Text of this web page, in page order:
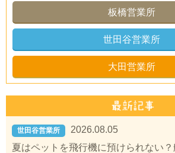
板橋営業所
世田谷営業所
大田営業所
世田谷営業所
2026.08.05
夏はペットを飛行機に預けられない